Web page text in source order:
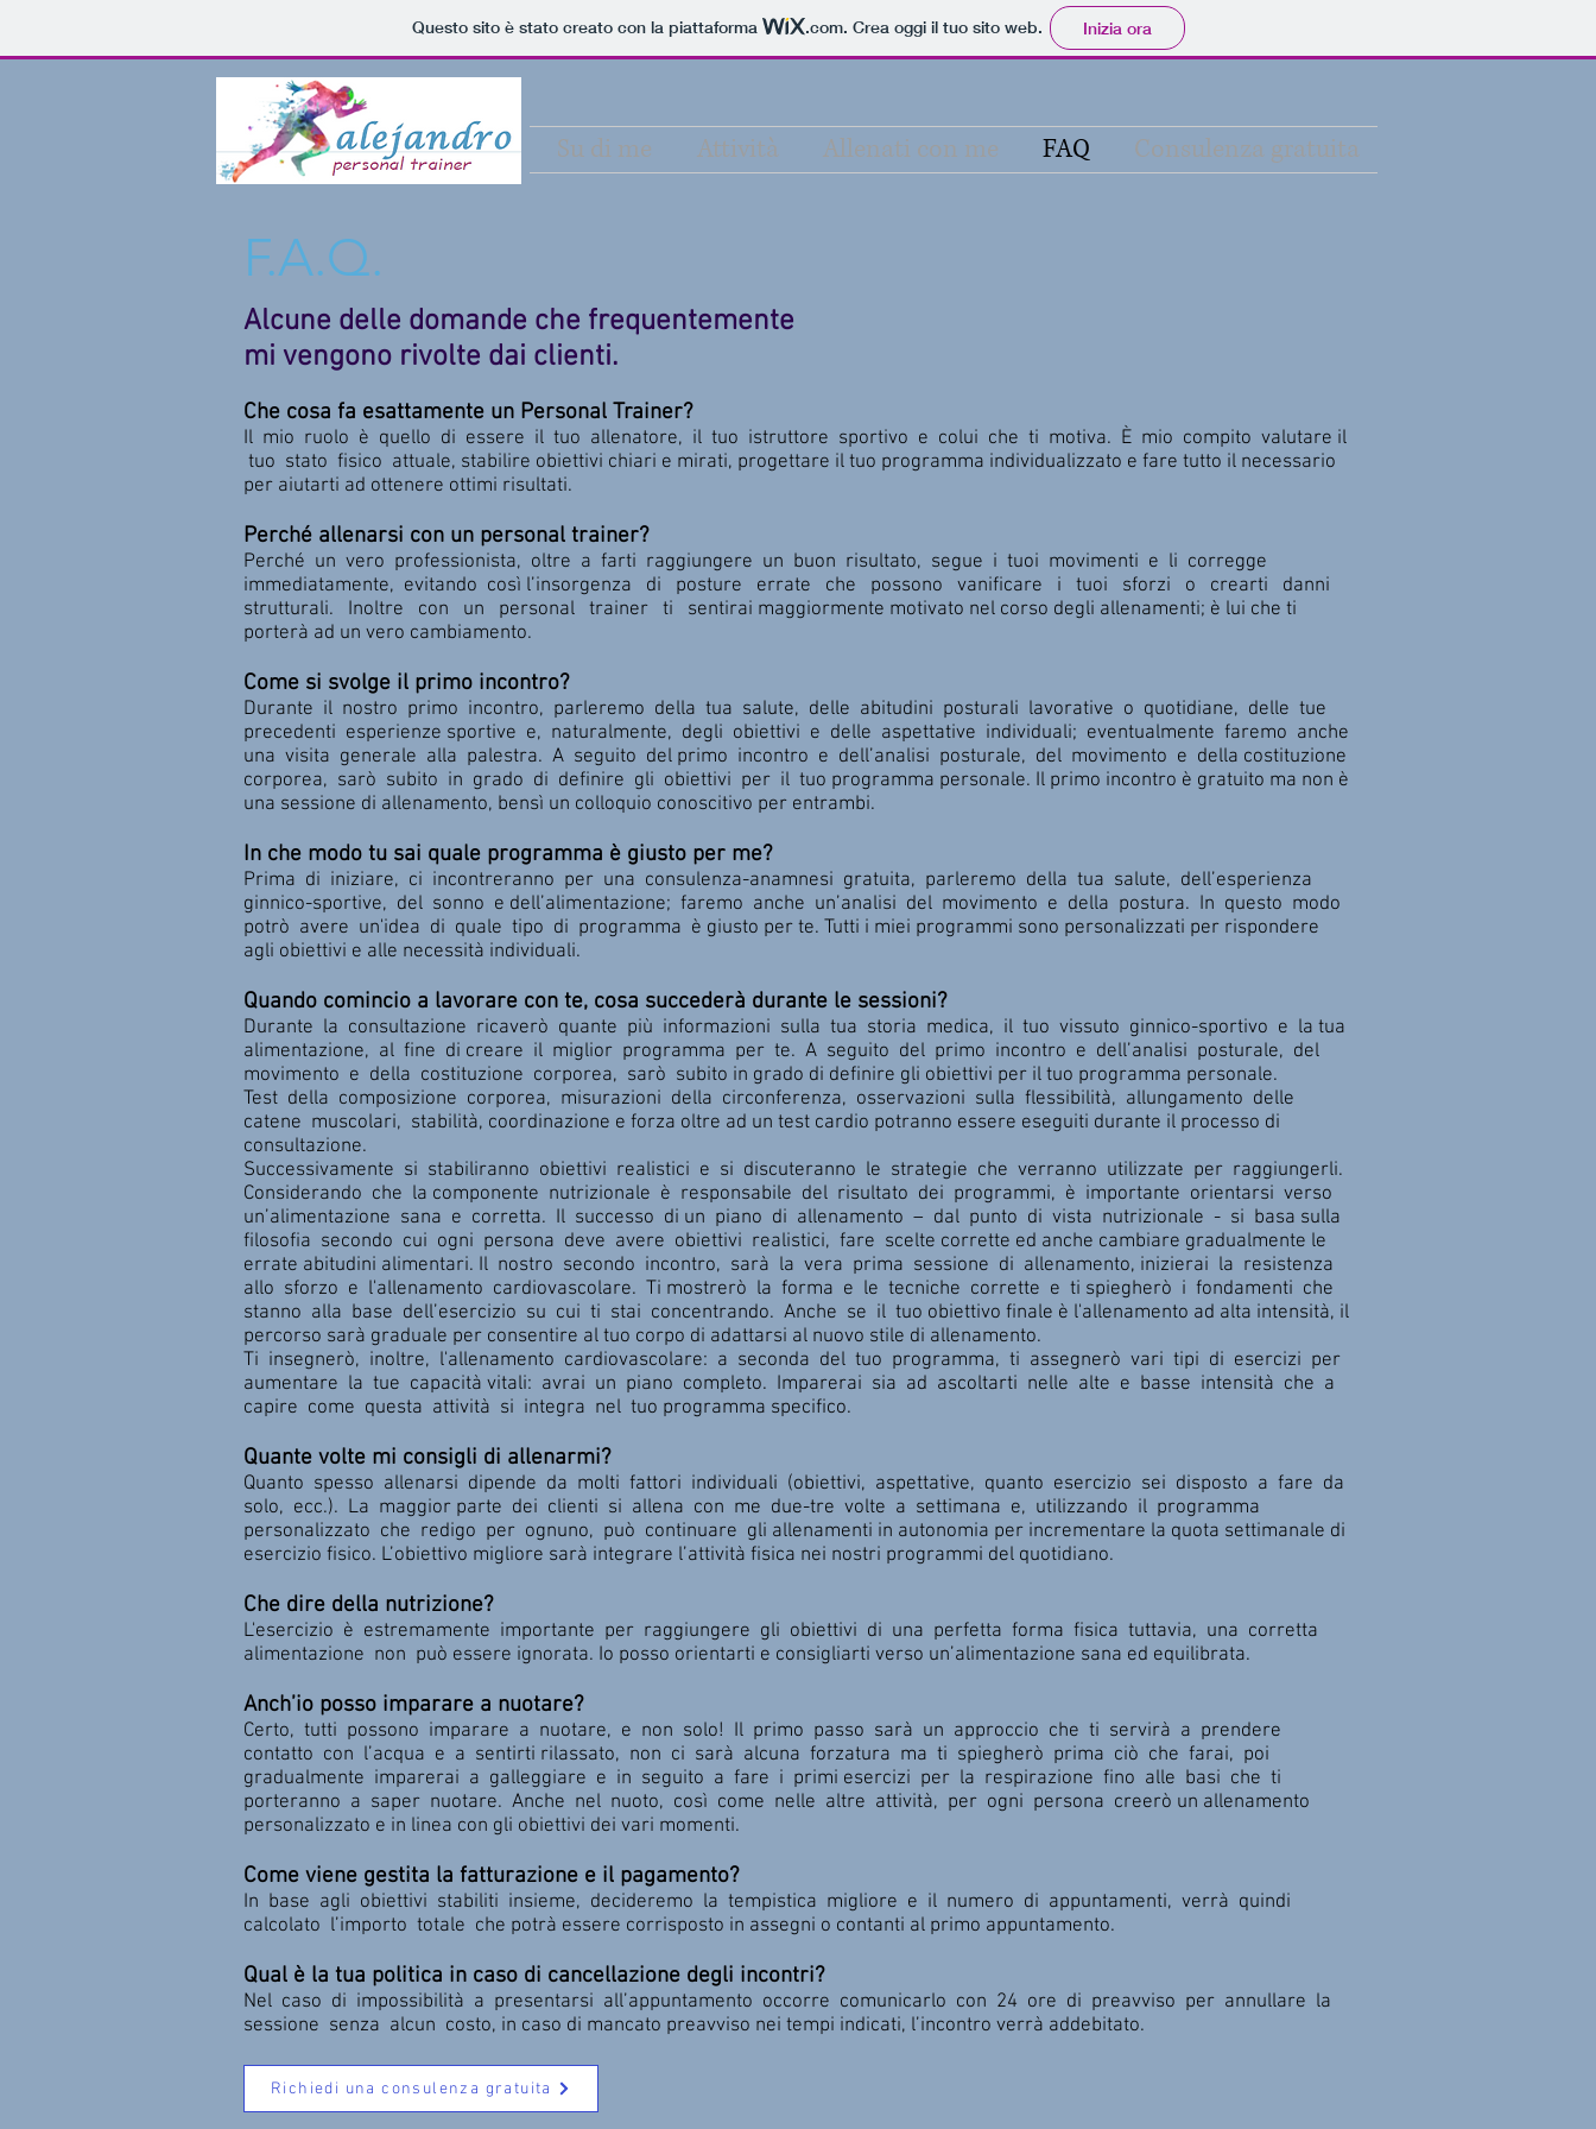
Questo sito è stato creato con la piattaforma .com. Crea oggi il tuo sito web. Inizia ora
Su di me Attività Allenati con me FAQ Consulenza gratuita
F.A.Q.
Alcune delle domande che frequentemente
mi vengono rivolte dai clienti.
Che cosa fa esattamente un Personal Trainer?
Il mio ruolo è quello di essere il tuo allenatore, il tuo istruttore sportivo e colui che ti motiva. È mio compito valutare il
tuo stato fisico attuale, stabilire obiettivi chiari e mirati, progettare il tuo programma individualizzato e fare tutto il necessario
per aiutarti ad ottenere ottimi risultati.
Perché allenarsi con un personal trainer?
Perché un vero professionista, oltre a farti raggiungere un buon risultato, segue i tuoi movimenti e li corregge
immediatamente, evitando così l’insorgenza di posture errate che possono vanificare i tuoi sforzi o crearti danni
strutturali. Inoltre con un personal trainer ti sentirai maggiormente motivato nel corso degli allenamenti; è lui che ti
porterà ad un vero cambiamento.
Come si svolge il primo incontro?
Durante il nostro primo incontro, parleremo della tua salute, delle abitudini posturali lavorative o quotidiane, delle tue
precedenti esperienze sportive e, naturalmente, degli obiettivi e delle aspettative individuali; eventualmente faremo anche
una visita generale alla palestra. A seguito del primo incontro e dell’analisi posturale, del movimento e della costituzione
corporea, sarò subito in grado di definire gli obiettivi per il tuo programma personale. Il primo incontro è gratuito ma non è
una sessione di allenamento, bensì un colloquio conoscitivo per entrambi.
In che modo tu sai quale programma è giusto per me?
Prima di iniziare, ci incontreranno per una consulenza-anamnesi gratuita, parleremo della tua salute, dell’esperienza
ginnico-sportive, del sonno e dell’alimentazione; faremo anche un’analisi del movimento e della postura. In questo modo
potrò avere un'idea di quale tipo di programma è giusto per te. Tutti i miei programmi sono personalizzati per rispondere
agli obiettivi e alle necessità individuali.
Quando comincio a lavorare con te, cosa succederà durante le sessioni?
Durante la consultazione ricaverò quante più informazioni sulla tua storia medica, il tuo vissuto ginnico-sportivo e la tua
alimentazione, al fine di creare il miglior programma per te. A seguito del primo incontro e dell’analisi posturale, del
movimento e della costituzione corporea, sarò subito in grado di definire gli obiettivi per il tuo programma personale.
Test della composizione corporea, misurazioni della circonferenza, osservazioni sulla flessibilità, allungamento delle
catene muscolari, stabilità, coordinazione e forza oltre ad un test cardio potranno essere eseguiti durante il processo di
consultazione.
Successivamente si stabiliranno obiettivi realistici e si discuteranno le strategie che verranno utilizzate per raggiungerli.
Considerando che la componente nutrizionale è responsabile del risultato dei programmi, è importante orientarsi verso
un’alimentazione sana e corretta. Il successo di un piano di allenamento – dal punto di vista nutrizionale - si basa sulla
filosofia secondo cui ogni persona deve avere obiettivi realistici, fare scelte corrette ed anche cambiare gradualmente le
errate abitudini alimentari. Il nostro secondo incontro, sarà la vera prima sessione di allenamento, inizierai la resistenza
allo sforzo e l'allenamento cardiovascolare. Ti mostrerò la forma e le tecniche corrette e ti spiegherò i fondamenti che
stanno alla base dell’esercizio su cui ti stai concentrando. Anche se il tuo obiettivo finale è l'allenamento ad alta intensità, il
percorso sarà graduale per consentire al tuo corpo di adattarsi al nuovo stile di allenamento.
Ti insegnerò, inoltre, l'allenamento cardiovascolare: a seconda del tuo programma, ti assegnerò vari tipi di esercizi per
aumentare la tue capacità vitali: avrai un piano completo. Imparerai sia ad ascoltarti nelle alte e basse intensità che a
capire come questa attività si integra nel tuo programma specifico.
Quante volte mi consigli di allenarmi?
Quanto spesso allenarsi dipende da molti fattori individuali (obiettivi, aspettative, quanto esercizio sei disposto a fare da
solo, ecc.). La maggior parte dei clienti si allena con me due-tre volte a settimana e, utilizzando il programma
personalizzato che redigo per ognuno, può continuare gli allenamenti in autonomia per incrementare la quota settimanale di
esercizio fisico. L’obiettivo migliore sarà integrare l’attività fisica nei nostri programmi del quotidiano.
Che dire della nutrizione?
L'esercizio è estremamente importante per raggiungere gli obiettivi di una perfetta forma fisica tuttavia, una corretta
alimentazione non può essere ignorata. Io posso orientarti e consigliarti verso un’alimentazione sana ed equilibrata.
Anch’io posso imparare a nuotare?
Certo, tutti possono imparare a nuotare, e non solo! Il primo passo sarà un approccio che ti servirà a prendere
contatto con l’acqua e a sentirti rilassato, non ci sarà alcuna forzatura ma ti spiegherò prima ciò che farai, poi
gradualmente imparerai a galleggiare e in seguito a fare i primi esercizi per la respirazione fino alle basi che ti
porteranno a saper nuotare. Anche nel nuoto, così come nelle altre attività, per ogni persona creerò un allenamento
personalizzato e in linea con gli obiettivi dei vari momenti.
Come viene gestita la fatturazione e il pagamento?
In base agli obiettivi stabiliti insieme, decideremo la tempistica migliore e il numero di appuntamenti, verrà quindi
calcolato l’importo totale che potrà essere corrisposto in assegni o contanti al primo appuntamento.
Qual è la tua politica in caso di cancellazione degli incontri?
Nel caso di impossibilità a presentarsi all’appuntamento occorre comunicarlo con 24 ore di preavviso per annullare la
sessione senza alcun costo, in caso di mancato preavviso nei tempi indicati, l’incontro verrà addebitato.
Richiedi una consulenza gratuita